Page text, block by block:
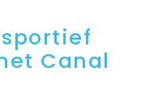
Canal